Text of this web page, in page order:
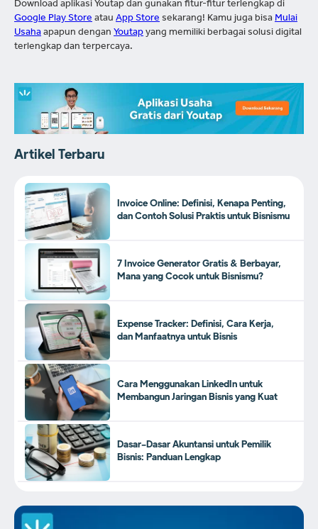
Download aplikasi Youtap dan gunakan fitur-fitur terlengkap di
Google Play Store atau App Store sekarang! Kamu juga bisa Mulai
Usaha apapun dengan Youtap yang memiliki berbagai solusi digital
terlengkap dan terpercaya.
Artikel Terbaru
Invoice Online: Definisi, Kenapa Penting,
dan Contoh Solusi Praktis untuk Bisnismu
7 Invoice Generator Gratis & Berbayar,
Mana yang Cocok untuk Bisnismu?
Expense Tracker: Definisi, Cara Kerja,
dan Manfaatnya untuk Bisnis
Cara Menggunakan LinkedIn untuk
Membangun Jaringan Bisnis yang Kuat
Dasar-Dasar Akuntansi untuk Pemilik
Bisnis: Panduan Lengkap